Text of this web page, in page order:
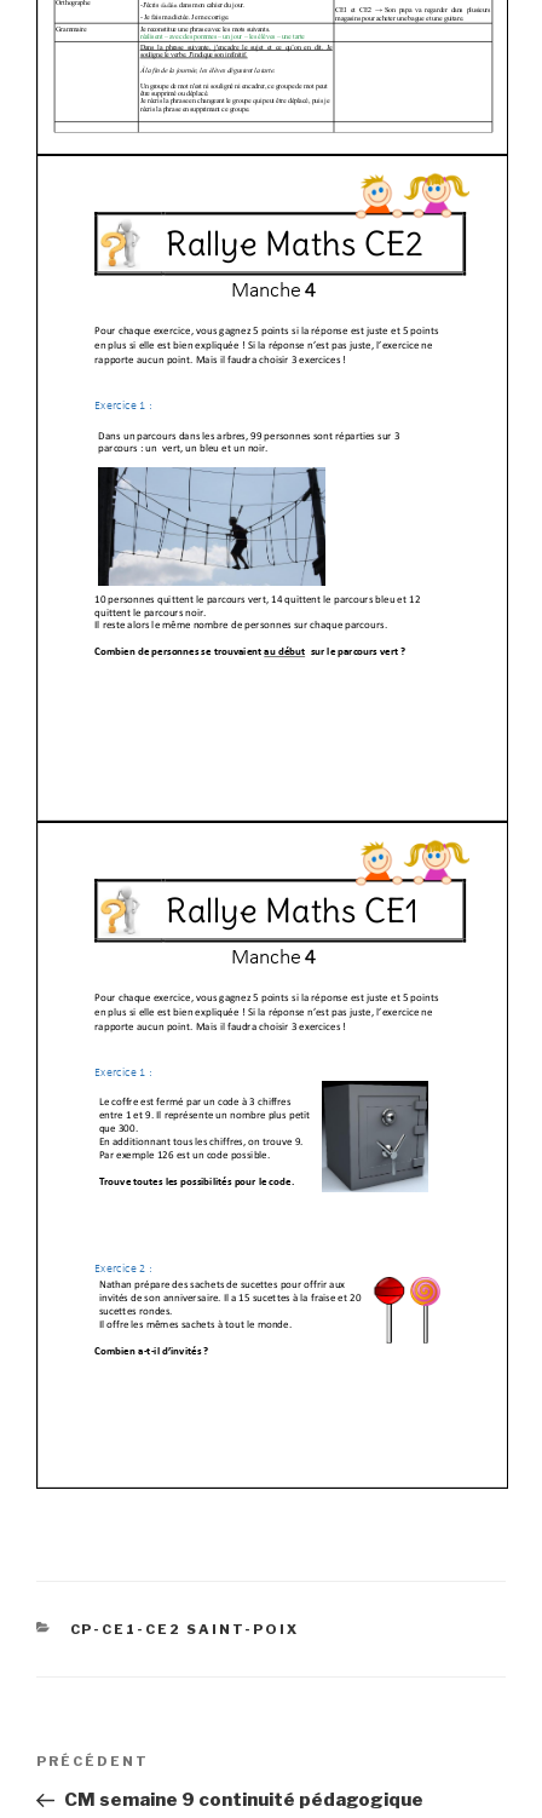
CATÉGORIES
CP-CE1-CE2 SAINT-POIX
Navigation
Article
précédent
PRÉCÉDENT
CM semaine 9 continuité pédagogique